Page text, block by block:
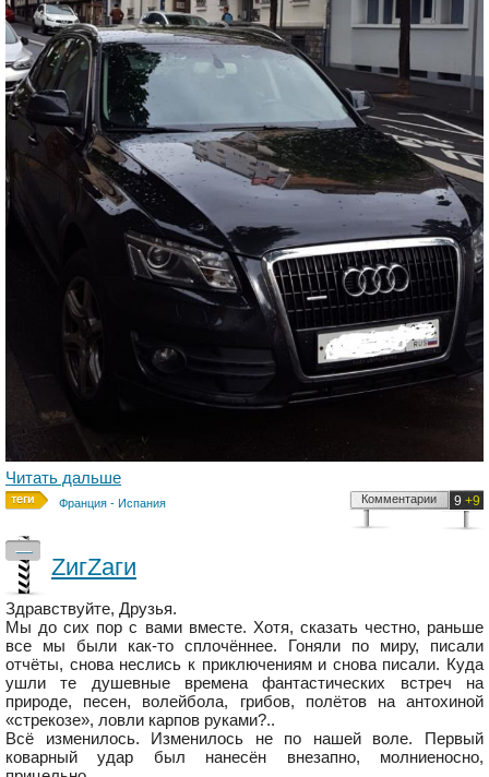
Читать дальше
Франция - Испания 9 +9
Комментарии
—
ZигZаги
Здравствуйте, Друзья.
Мы до сих пор с вами вместе. Хотя, сказать честно, раньше
все мы были как-то сплочённее. Гоняли по миру, писали
отчёты, снова неслись к приключениям и снова писали. Куда
ушли те душевные времена фантастических встреч на
природе, песен, волейбола, грибов, полётов на антохиной
«стрекозе», ловли карпов руками?..
Всё изменилось. Изменилось не по нашей воле. Первый
коварный удар был нанесён внезапно, молниеносно,